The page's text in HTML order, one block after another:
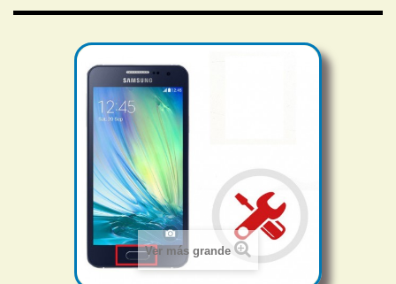
Ver más grande